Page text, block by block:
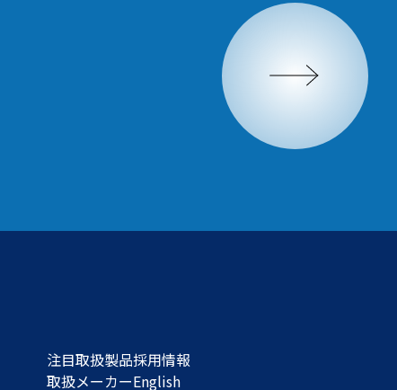
注目取扱製品
取扱メーカー
採用情報
English